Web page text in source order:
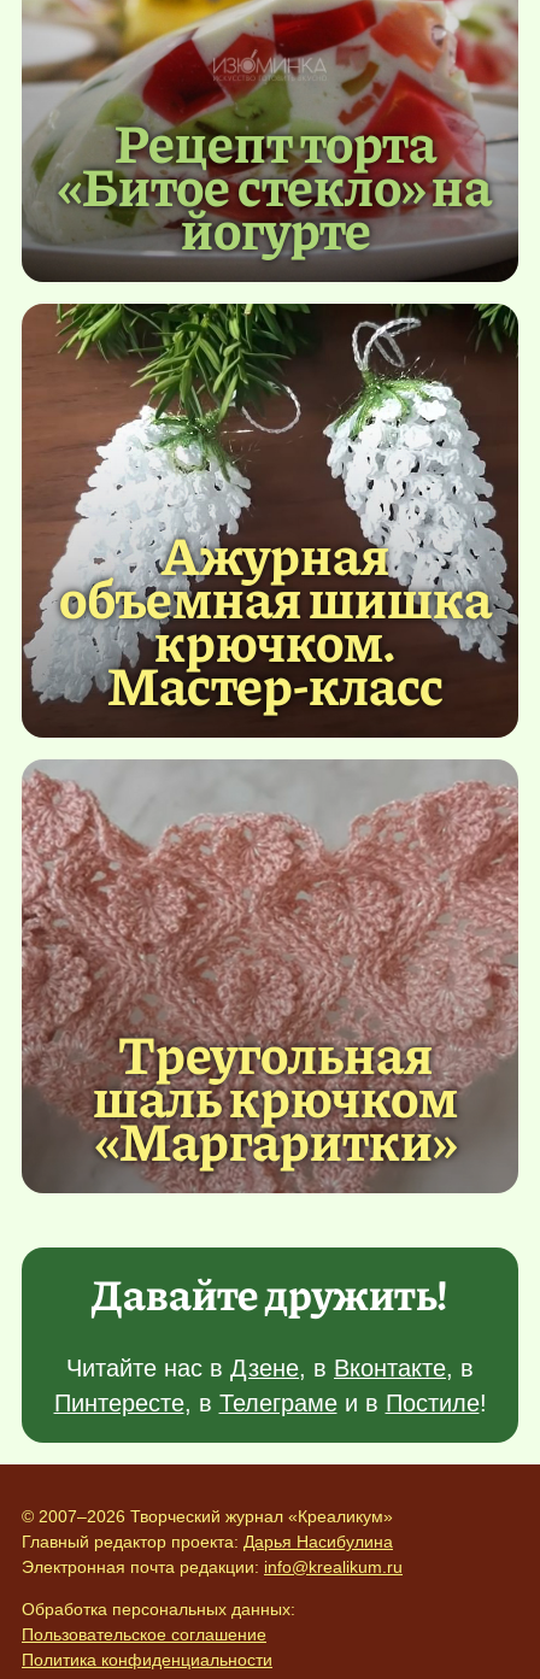
Рецепт торта
«Битое стекло» на
йогурте
Ажурная
объемная шишка
крючком.
Мастер-класс
Треугольная
шаль крючком
«Маргаритки»
Давайте дружить!
Читайте нас в Дзене, в Вконтакте, в
Пинтересте, в Телеграмеи в Постиле!
© 2007–2026 Творческий журнал «Креаликум»
Главный редактор проекта: Дарья Насибулина
Электронная почта редакции: info@krealikum.ru
Обработка персональных данных:
Пользовательское соглашение
Политика конфиденциальности